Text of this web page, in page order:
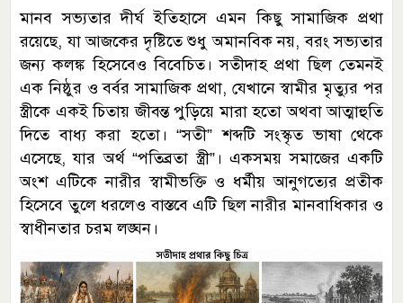
মানব সভ্যতার দীর্ঘ ইতিহাসে এমন কিছু সামাজিক প্রথা
রয়েছে, যা আজকের দৃষ্টিতে শুধু অমানবিক নয়, বরং সভ্যতার
জন্য কলঙ্ক হিসেবেও বিবেচিত। সতীদাহ প্রথা ছিল তেমনই
এক নিষ্ঠুর ও বর্বর সামাজিক প্রথা, যেখানে স্বামীর মৃত্যুর পর
স্ত্রীকে একই চিতায় জীবন্ত পুড়িয়ে মারা হতো অথবা আত্মাহুতি
দিতে বাধ্য করা হতো। “সতী” শব্দটি সংস্কৃত ভাষা থেকে
এসেছে, যার অর্থ “পতিব্রতা স্ত্রী”। একসময় সমাজের একটি
অংশ এটিকে নারীর স্বামীভক্তি ও ধর্মীয় আনুগত্যের প্রতীক
হিসেবে তুলে ধরলেও বাস্তবে এটি ছিল নারীর মানবাধিকার ও
স্বাধীনতার চরম লঙ্ঘন।